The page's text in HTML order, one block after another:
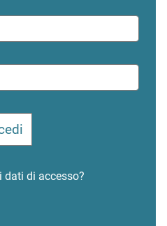
dati di accesso?